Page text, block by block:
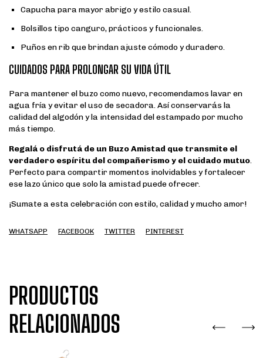
Capucha para mayor abrigo y estilo casual.
Bolsillos tipo canguro, prácticos y funcionales.
Puños en rib que brindan ajuste cómodo y duradero.
CUIDADOS PARA PROLONGAR SU VIDA ÚTIL
Para mantener el buzo como nuevo, recomendamos lavar en
agua fría y evitar el uso de secadora. Así conservarás la
calidad del algodón y la intensidad del estampado por mucho
más tiempo.
Regalá o disfrutá de un Buzo Amistad que transmite el
verdadero espíritu del compañerismo y el cuidado mutuo.
Perfecto para compartir momentos inolvidables y fortalecer
ese lazo único que solo la amistad puede ofrecer.
¡Sumate a esta celebración con estilo, calidad y mucho amor!
WHATSAPP FACEBOOK TWITTER PINTEREST
PRODUCTOS
RELACIONADOS